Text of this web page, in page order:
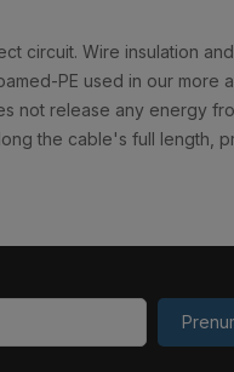
circuit. Wire insulation
PE used in our more
not release any energy
the cable's full length,